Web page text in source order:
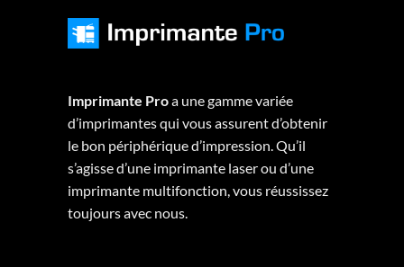
Imprimante Proa une gamme variée
d’imprimantes qui vous assurent d’obtenir
le bon périphérique d’impression. Qu’il
s’agisse d’une imprimante laser ou d’une
imprimante multifonction, vous réussissez
toujours avec nous.